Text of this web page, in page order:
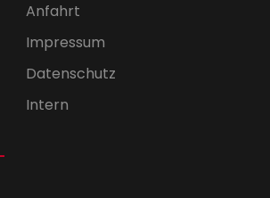
Anfahrt
Impressum
Datenschutz
Intern